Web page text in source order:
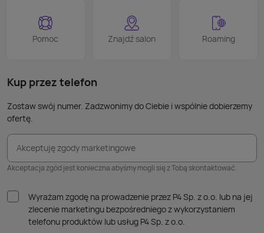
Pomoc Znajdź salon Roaming
Kup przez telefon
Zostaw swój numer. Zadzwonimy do Ciebie i wspólnie dobierzemy
ofertę.
Akceptuję zgody marketingowe
Akceptacja zgód jest konieczna abyśmy mogli się z Tobą skontaktować.
Wyrażam zgodę na prowadzenie przez P4 Sp. z o.o. lub na jej
zlecenie marketingu bezpośredniego z wykorzystaniem
telefonu produktów lub usług P4 Sp. z o.o.